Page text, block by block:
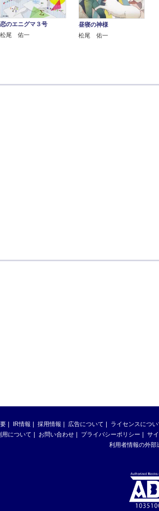
恋のエニグマ３号
松尾 佑一
昼寝の神様
松尾 佑一
IR情報 採用情報 広告について ライセンスについ
用について
お問い合わせ プライバシーポリシー サ
利用者情報の外部